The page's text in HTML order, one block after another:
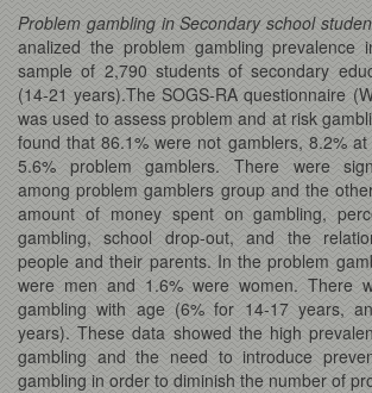
Problem gambling in Secondary school
analized the problem gambling prevalence
sample of 2,790 students of secondary
(14-21 years).The SOGS-RA questionnaire
was used to assess problem and at risk
found that 86.1% were not gamblers, 8.2%
5.6% problem gamblers. There were
among problem gamblers group and the
amount of money spent on gambling,
gambling, school drop-out, and the
people and their parents. In the problem
were men and 1.6% were women. There
gambling with age (6% for 14-17 years,
years). These data showed the high
gambling and the need to introduce
gambling in order to diminish the number of